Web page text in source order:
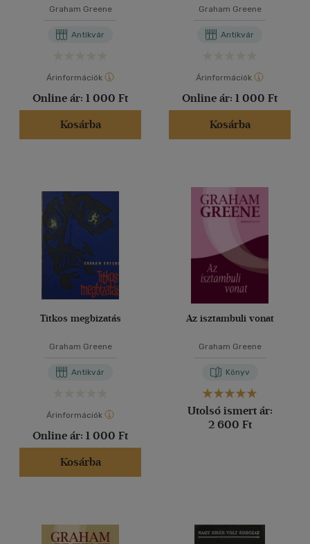
Graham Greene
Antikvár
Árinformációk
Online ár: 1 000 Ft
Kosárba
Graham Greene
Antikvár
Árinformációk
Online ár: 1 000 Ft
Kosárba
Titkos megbizatás
Graham Greene
Antikvár
Árinformációk
Online ár: 1 000 Ft
Kosárba
Az isztambuli vonat
Graham Greene
Könyv
Utolsó ismert ár:
2 600 Ft